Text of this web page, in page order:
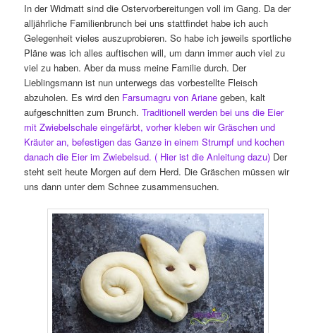
In der Widmatt sind die Ostervorbereitungen voll im Gang. Da der
alljährliche Familienbrunch bei uns stattfindet habe ich auch
Gelegenheit vieles auszuprobieren. So habe ich jeweils sportliche
Pläne was ich alles auftischen will, um dann immer auch viel zu
viel zu haben. Aber da muss meine Familie durch. Der
Lieblingsmann ist nun unterwegs das vorbestellte Fleisch
abzuholen. Es wird den Farsumagru von Ariane geben, kalt
aufgeschnitten zum Brunch.Traditionell werden bei uns die Eier
mit Zwiebelschale eingefärbt, vorher kleben wir Gräschen und
Kräuter an, befestigen das Ganze in einem Strumpf und kochen
danach die Eier im Zwiebelsud. ( Hier ist die Anleitung dazu) Der
steht seit heute Morgen auf dem Herd. Die Gräschen müssen wir
uns dann unter dem Schnee zusammensuchen.